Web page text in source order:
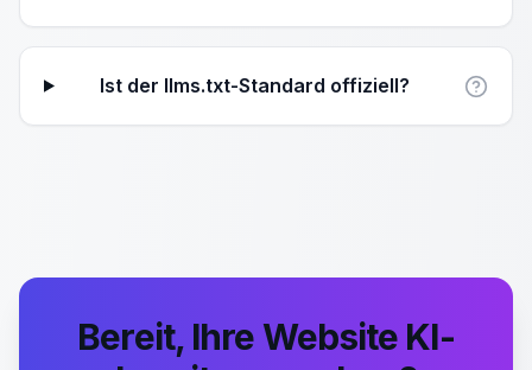
Ist der llms.txt-Standard offiziell?
Bereit, Ihre Website KI-